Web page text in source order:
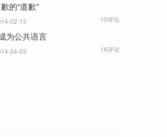
的“道歉”
02-13 10评论
为公共语言
04-03 16评论